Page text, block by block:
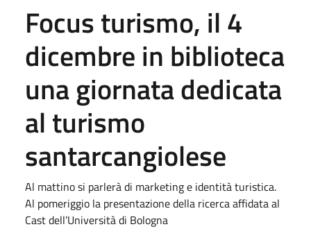
Focus turismo, il 4
dicembre in biblioteca
una giornata dedicata
al turismo
santarcangiolese
Al mattino si parlerà di marketing e identità turistica.
Al pomeriggio la presentazione della ricerca affidata al
Cast dell’Università di Bologna